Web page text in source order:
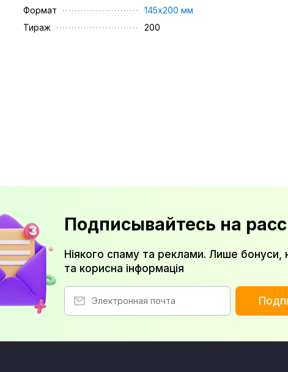
Формат
145х200 мм
Тираж
200
Подписывайтесь на
Ніякого спаму та реклами. Лише бонуси,
та корисна інформація